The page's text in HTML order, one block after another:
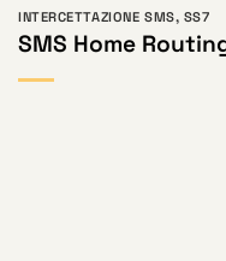
INTERCETTAZIONE SMS, SS7
SMS Home